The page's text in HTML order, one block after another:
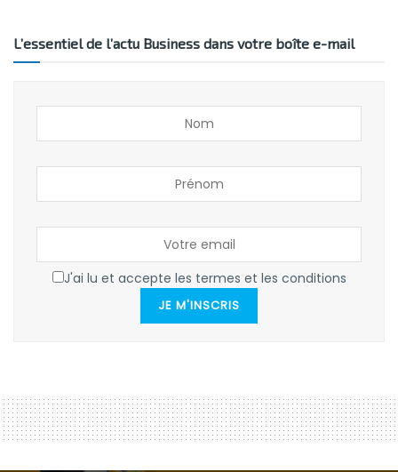
L’essentiel de l’actu Business dans votre boîte e-mail
J'ai lu et accepte les termes et les conditions
JE M'INSCRIS